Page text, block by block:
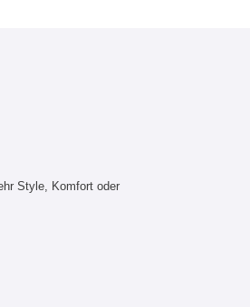
Style, Komfort oder